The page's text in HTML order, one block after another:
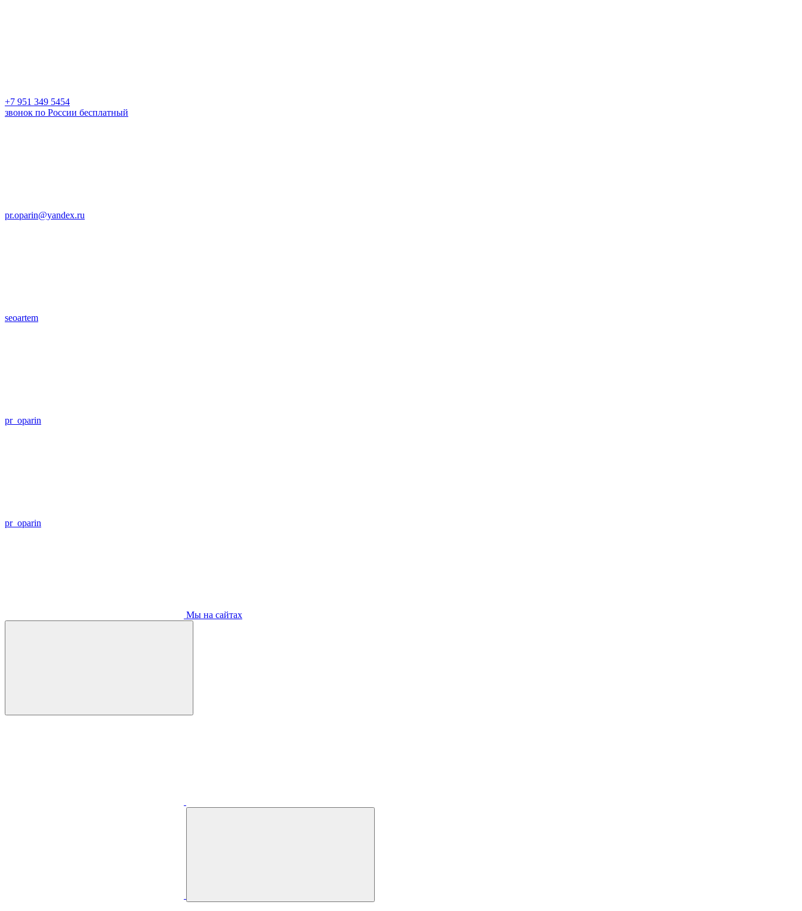
+7 951 349 5454
звонок по России бесплатный
pr.oparin@yandex.ru
seoartem
pr_oparin
pr_oparin
Мы на сайтах